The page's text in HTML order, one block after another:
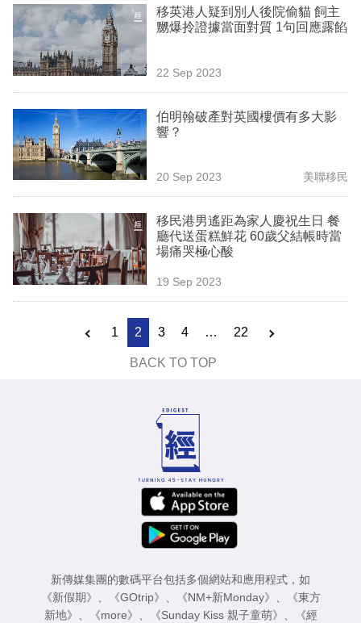
移英港人疑到別人後院偷貓 飼主
嬲爆拎證據當面對質 1句回應露餡
22 Sep 2023
伯明翰破產對英國樓價有多大影
響？
20 Sep 2023 美聯移民
移民港男遙距為家人慶祝生日 餐
廳代送蛋糕鮮花 60歲父結帳時當
場痛哭極心酸
19 Sep 2023
1 2 3 4 … 22
BACK TO TOP
新傳媒集團的數碼平台包括多個網站和應用程式，如
《新假期》 、 《GOtrip》 、 《NM+新Monday》 、
《東方
新地》 、 《more》 、 《Sunday Kiss 親子童萌》 、
《經